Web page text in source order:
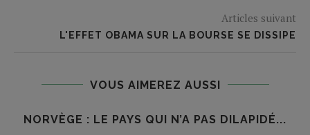
Articles suivant
L'EFFET OBAMA SUR LA BOURSE SE DISSIPE
VOUS AIMEREZ AUSSI
NORVÈGE : LE PAYS QUI N’A PAS DILAPIDÉ...